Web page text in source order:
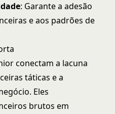
: Garante a adesão
e aos padrões de
conectam a lacuna
táticas e a
Eles
brutos em